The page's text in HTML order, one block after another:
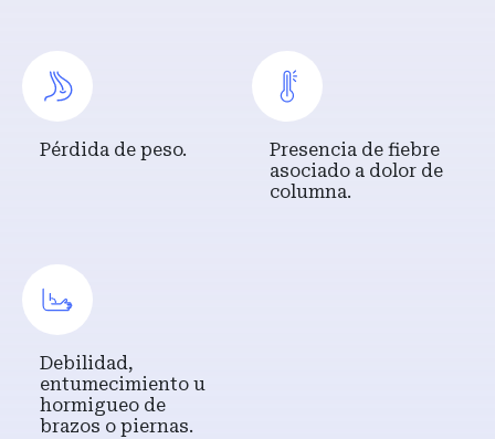
Pérdida de peso.
Presencia de fiebre
asociado a dolor de
columna.
Debilidad,
entumecimiento u
hormigueo de
brazos o piernas.